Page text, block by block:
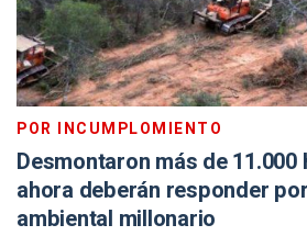
POR INCUMPLOMIENTO
Desmontaron más de 11.000
ahora deberán responder
ambiental millonario